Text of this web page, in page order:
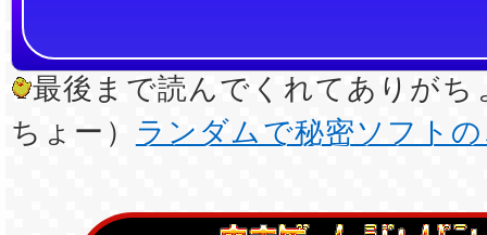
最後まで読んでくれてありがち
ちょー）
ランダムで秘密ソフト